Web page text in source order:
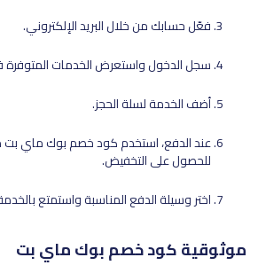
فعّل حسابك من خلال البريد الإلكتروني.
سجل الدخول واستعرض الخدمات
أضف الخدمة لسلة الحجز.
عند الدفع، استخدم كود خصم بوك ماي بت
للحصول على التخفيض.
اختر وسيلة الدفع المناسبة واستمتع
موثوقية كود خصم بوك ماي بت